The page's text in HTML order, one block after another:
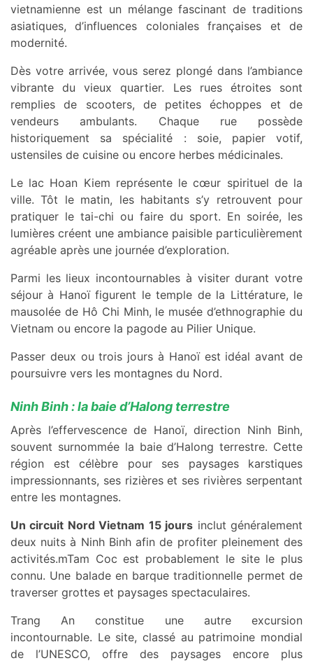
vietnamienne est un mélange fascinant de traditions
asiatiques, d’influences coloniales françaises et de
modernité.
Dès votre arrivée, vous serez plongé dans l’ambiance
vibrante du vieux quartier. Les rues étroites sont
remplies de scooters, de petites échoppes et de
vendeurs ambulants. Chaque rue possède
historiquement sa spécialité : soie, papier votif,
ustensiles de cuisine ou encore herbes médicinales.
Le lac Hoan Kiem représente le cœur spirituel de la
ville. Tôt le matin, les habitants s’y retrouvent pour
pratiquer le tai-chi ou faire du sport. En soirée, les
lumières créent une ambiance paisible particulièrement
agréable après une journée d’exploration.
Parmi les lieux incontournables à visiter durant votre
séjour à Hanoï figurent le temple de la Littérature, le
mausolée de Hô Chi Minh, le musée d’ethnographie du
Vietnam ou encore la pagode au Pilier Unique.
Passer deux ou trois jours à Hanoï est idéal avant de
poursuivre vers les montagnes du Nord.
Ninh Binh : la baie d’Halong terrestre
Après l’effervescence de Hanoï, direction Ninh Binh,
souvent surnommée la baie d’Halong terrestre. Cette
région est célèbre pour ses paysages karstiques
impressionnants, ses rizières et ses rivières serpentant
entre les montagnes.
Un circuit Nord Vietnam 15 jours inclut généralement
deux nuits à Ninh Binh afin de profiter pleinement des
activités.mTam Coc est probablement le site le plus
connu. Une balade en barque traditionnelle permet de
traverser grottes et paysages spectaculaires.
Trang An constitue une autre excursion
incontournable. Le site, classé au patrimoine mondial
de l’UNESCO, offre des paysages encore plus